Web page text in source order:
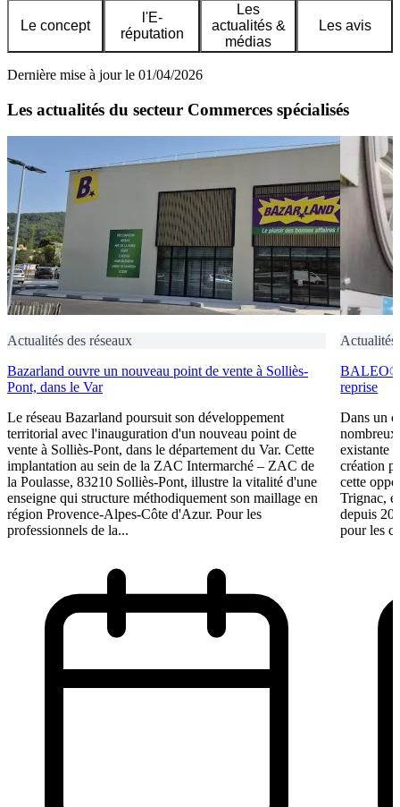
Le concept
l'E-
réputation
Les
actualités &
médias
Les avis
Dernière mise à jour le 01/04/2026
Les actualités du secteur Commerces spécialisés
Actualités des réseaux
Bazarland ouvre un nouveau point de vente à Solliès-
Pont, dans le Var
Le réseau Bazarland poursuit son développement
territorial avec l'inauguration d'un nouveau point de
vente à Solliès-Pont, dans le département du Var. Cette
implantation au sein de la ZAC Intermarché – ZAC de
la Poulasse, 83210 Solliès-Pont, illustre la vitalité d'une
enseigne qui structure méthodiquement son maillage en
région Provence-Alpes-Côte d'Azur. Pour les
professionnels de la...
Actualités
BALEO®
reprise
Dans un
nombreux
existante
création
cette
Trignac,
depuis
pour les